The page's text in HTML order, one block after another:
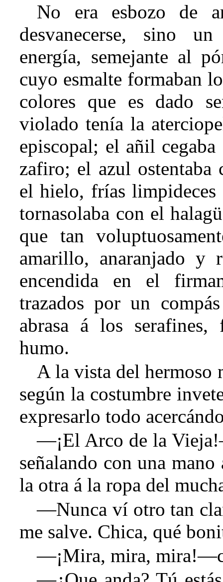
No era esbozo de
desvanecerse, sino
energía, semejante al
cuyo esmalte formaban
colores que es dado
violado tenía la
episcopal; el añil
zafiro; el azul ostentaba
el hielo, frías limpideces
tornasolaba con el
que tan
amarillo, anaranjado y
encendida en el
trazados por un
abrasa á los
humo.
A la vista del hermoso
según la costumbre
expresarlo todo
—¡El Arco de la
señalando con una
la otra á la ropa del
—Nunca ví otro tan
me salve. Chica, qué
—¡Mira, mira,